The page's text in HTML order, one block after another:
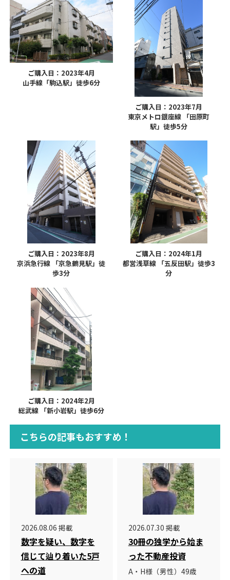
ご購入日：2023年4月
山手線「駒込駅」徒歩6分
ご購入日：2023年7月
東京メトロ銀座線 「田原町
駅」徒歩5分
ご購入日：2023年8月
京浜急行線 「京急鶴見駅」徒
歩3分
ご購入日：2024年1月
都営浅草線 「五反田駅」徒歩3
分
ご購入日：2024年2月
総武線 「新小岩駅」徒歩6分
こちらの記事もおすすめ！
2026.08.06 掲載
数字を疑い、数字を
信じて辿り着いた5戸
への道
2026.07.30 掲載
30冊の独学から始ま
った不動産投資
A・H様（男性）49歳